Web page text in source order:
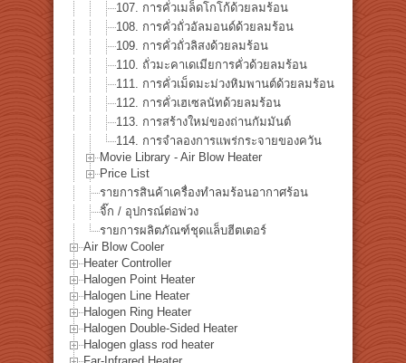
107. การคั่วเมล็ดโกโก้ด้วยลมร้อน
108. การคั่วถั่วอัลมอนด์ด้วยลมร้อน
109. การคั่วถั่วลิสงด้วยลมร้อน
110. ถั่วมะคาเดเมียการคั่วด้วยลมร้อน
111. การคั่วเม็ดมะม่วงหิมพานต์ด้วยลมร้อน
112. การคั่วเฮเซลนัทด้วยลมร้อน
113. การสร้างใหม่ของถ่านกัมมันต์
114. การจำลองการแพร่กระจายของควัน
Movie Library - Air Blow Heater
Price List
รายการสินค้าเครื่องทำลมร้อนอากาศร้อน
จิ๊ก / อุปกรณ์ต่อพ่วง
รายการผลิตภัณฑ์ชุดแล็บฮีตเตอร์
Air Blow Cooler
Heater Controller
Halogen Point Heater
Halogen Line Heater
Halogen Ring Heater
Halogen Double-Sided Heater
Halogen glass rod heater